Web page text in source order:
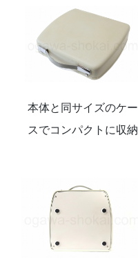
本体と同サイズのケー
スでコンパクトに収納